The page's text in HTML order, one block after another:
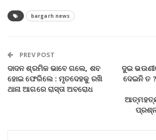
bargarh news
PREV POST
ଦାଦନ ଶ୍ରମିକ ଭାବେ ଗଲେ, ଶବ
ହୋଇ ଫେରିଲେ : ମୃତଦେହକୁ ରଖି
ଥାନା ଆଗରେ ରାସ୍ତା ଅବରୋଧ
ଦୁଇ
ଦେଇନି ତ